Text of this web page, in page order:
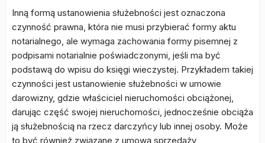
Inną formą ustanowienia służebności jest oznaczona
czynność prawna, która nie musi przybierać formy aktu
notarialnego, ale wymaga zachowania formy pisemnej z
podpisami notarialnie poświadczonymi, jeśli ma być
podstawą do wpisu do księgi wieczystej. Przykładem takiej
czynności jest ustanowienie służebności w umowie
darowizny, gdzie właściciel nieruchomości obciążonej,
darując część swojej nieruchomości, jednocześnie obciąża
ją służebnością na rzecz darczyńcy lub innej osoby. Może
to być również związane z umową sprzedaży